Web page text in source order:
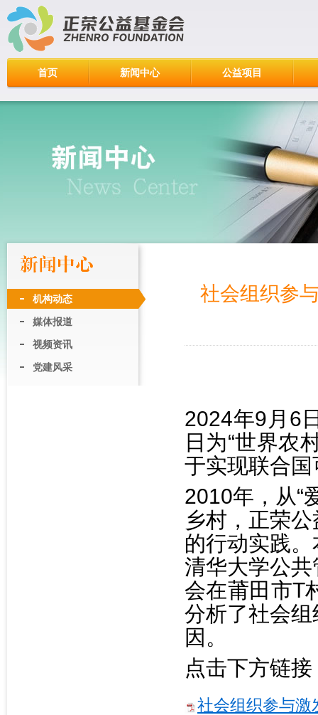
首页 新闻中心 公益项目
机构动态
媒体报道
视频资讯
党建风采
社会组织参
2024年9月6
日为“世界农
于实现联合
2010年，从“
乡村，正荣
的行动实践
清华大学公
会在莆田市T
分析了社会
因。
点击下方链
社会组织参与激